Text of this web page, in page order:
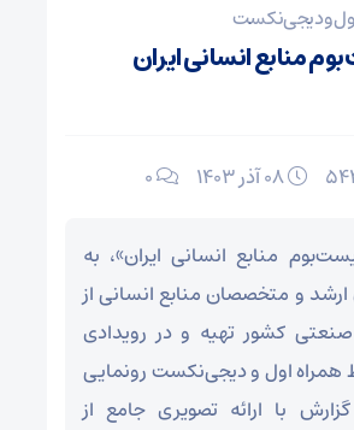
و دیجی‌نکست
منابع انسانی ایران
0
منابع انسانی ایران»، به
و متخصصان منابع انسانی از
کشور تهیه و در رویدادی
اول و دیجی‌نکست رونمایی
با ارائه تصویری جامع از